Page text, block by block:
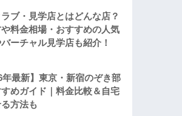
ラブ・見学店とはどんな店？
料金相場・おすすめの人気
ーチャル見学店も紹介！
年最新】東京・新宿のぞき部
めガイド｜料金比較＆自宅
方法も